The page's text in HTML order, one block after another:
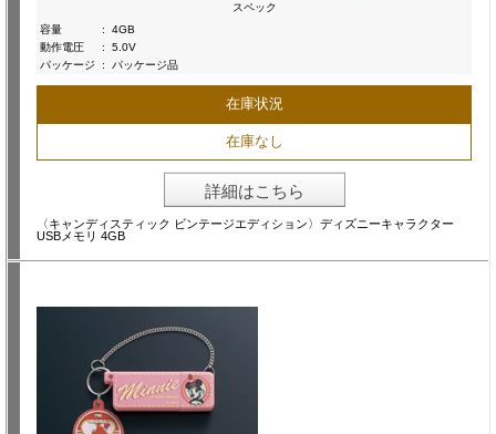
スペック
容量
:
4GB
動作電圧
:
5.0V
パッケージ
: パッケージ品
在庫状況
在庫なし
詳細はこちら
〈キャンディスティック ビンテージエディション〉ディズニーキャラクター
USBメモリ 4GB